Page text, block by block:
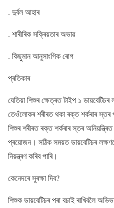
. দুৰ্বল আহাৰ
. শাৰীৰিক সক্ৰিয়তাৰ অভাৱ
. কিছুমান আনুসাংগিক ৰোগ
প্ৰতিকাৰ
যেতিয়া শিশুৰ ক্ষেত্ৰত টাইপ ১
তেওঁলোকৰ শৰীৰত থকা ৰক্ত শৰ্কৰাৰ স্তৰ
শিশুৰ শৰীৰত ৰক্ত শৰ্কৰাৰ স্তৰ
প্ৰয়োজন। সঠিক সময়ত ডায়বেটিচৰ
নিয়ন্ত্ৰণ কৰিব পাৰি।
কেনেদৰে সুৰক্ষা দিব?
শিশুক ডায়বেটিচৰ পৰা বচাই ৰাখিবলৈ